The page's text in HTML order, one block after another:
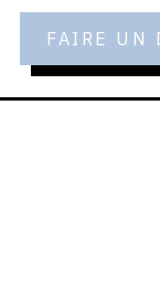
FAIRE UN